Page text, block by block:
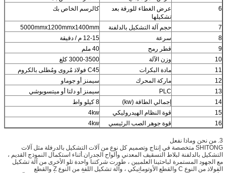
6
عرض الغطاء للورقة بعد
تشكيلها
كالرسم الخاص بك
7 حجم آلة التشكيل بالدلفنة
5000mmx1200mmx1400mm
8
سرعة
12-15 م / دقيقة
9
قطر رمح
40 ملم
10
وزن الآلة
3000-3500 كلغ
11
مادة البكرات
C45 فولاذ مُروى ومُطلى بالكروم
12
ماركة المحرك
سيمنز أو جوماو
13
PLC
سيمنز أو دلتا أو ميتسوبوشي
14
إجمالي الطاقة (kw)
8 كيلو واط
15
قوة النظام الهيدروليكي
4kw
16
قوة جوهر الصب الرئيسي 4kw
3. من نحن وماذا نفعل
SHITONG متخصصة في إنتاج وتصميم كل نوع من آلات التشكيل بالدرفلة مثل آلات
التشكيل بالدلفنة لبلاط التسقيف المعدني وألواح الجدران.أثناء استكمال النموذج القديم ،
مع الجهود المستمرة لباحثينا العلميين ، طورت شركتنا واحدة تلو الأخرى من آلة تشكيل
الفولاذ من النوع C والقطع الأوتوماتيكي ، وآلة تشكيل اللفة من النوع Z والقطع